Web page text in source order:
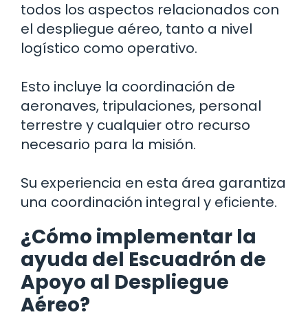
todos los aspectos relacionados con
el despliegue aéreo, tanto a nivel
logístico como operativo.
Esto incluye la coordinación de
aeronaves, tripulaciones, personal
terrestre y cualquier otro recurso
necesario para la misión.
Su experiencia en esta área garantiza
una coordinación integral y eficiente.
¿Cómo implementar la
ayuda del Escuadrón de
Apoyo al Despliegue
Aéreo?